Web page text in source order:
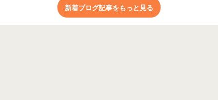
新着ブログ記事をもっと見る